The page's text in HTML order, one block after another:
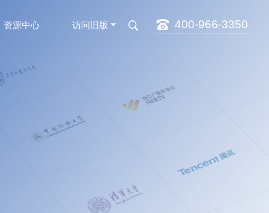
资源中心 访问旧版 400-966-3350